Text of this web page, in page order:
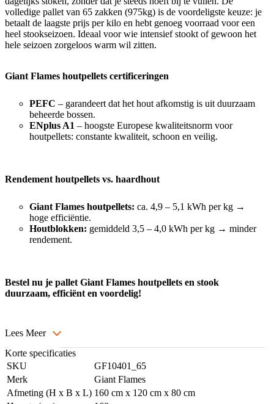
volledige pallet van 65 zakken (975kg) is de voordeligste keuze: je
betaalt de laagste prijs per kilo en hebt genoeg voorraad voor een
heel stookseizoen. Ideaal voor wie intensief stookt of gewoon het
hele seizoen zorgeloos warm wil zitten.
Giant Flames houtpellets certificeringen
PEFC – garandeert dat het hout afkomstig is uit duurzaam
beheerde bossen.
ENplus A1 – hoogste Europese kwaliteitsnorm voor
houtpellets: constante kwaliteit, schoon en veilig.
Rendement houtpellets vs. haardhout
Giant Flames houtpellets: ca. 4,9 – 5,1 kWh per kg →
hoge efficiëntie.
Houtblokken: gemiddeld 3,5 – 4,0 kWh per kg → minder
rendement.
Bestel nu je pallet Giant Flames houtpellets en stook
duurzaam, efficiënt en voordelig!
Lees Meer
Korte specificaties
SKU
GF10401_65
Merk
Giant Flames
Afmeting (H x B x L) 160 cm x 120 cm x 80 cm